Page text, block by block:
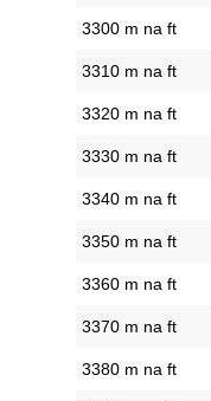
3300 m na ft
3310 m na ft
3320 m na ft
3330 m na ft
3340 m na ft
3350 m na ft
3360 m na ft
3370 m na ft
3380 m na ft